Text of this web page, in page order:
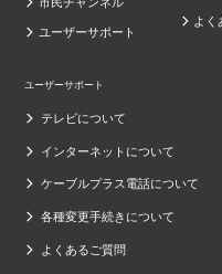
ユーザーサポート
よく
ユーザーサポート
テレビについて
インターネットについて
ケーブルプラス電話について
各種変更手続きについて
よくあるご質問